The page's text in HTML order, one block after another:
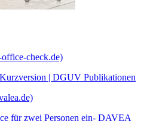
check.de)
| DGUV Publikationen
für zwei Personen ein- DAVEA